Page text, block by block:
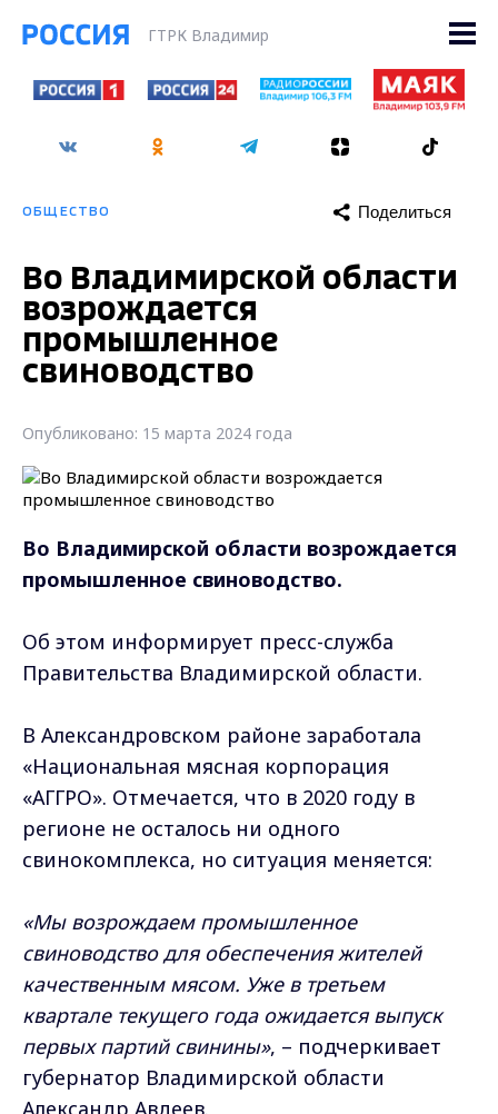
ГТРК Владимир
ОБЩЕСТВО Поделиться
Во Владимирской области
возрождается
промышленное
свиноводство
Опубликовано: 15 марта 2024 года
Во Владимирской области возрождается
промышленное свиноводство.
Об этом информирует пресс-служба
Правительства Владимирской области.
В Александровском районе заработала
«Национальная мясная корпорация
«АГГРО». Отмечается, что в 2020 году в
регионе не осталось ни одного
свинокомплекса, но ситуация меняется:
«Мы возрождаем промышленное
свиноводство для обеспечения жителей
качественным мясом. Уже в третьем
квартале текущего года ожидается выпуск
первых партий свинины», – подчеркивает
губернатор Владимирской области
Александр Авдеев.